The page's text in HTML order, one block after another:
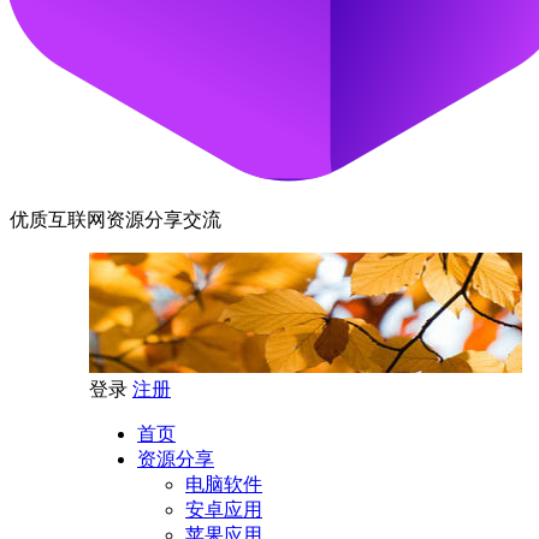
优质互联网资源分享交流
登录 注册
首页
资源分享
电脑软件
安卓应用
苹果应用